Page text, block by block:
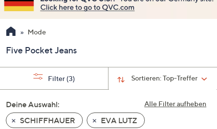
sind,
verwenden
Sie
Pfeiltasten
nach
und
nach
unten
oder
Mode
Five Pocket Jeans
Sortieren:Top-Treffer
Filter (3)
Alle Filter aufheben
Deine Auswahl:
SCHIFFHAUER
EVA LUTZ